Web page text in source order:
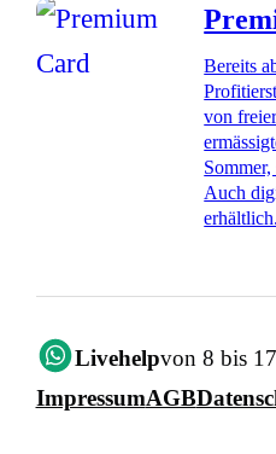
Bereits
von
Auch
erhältlich.
Livehelpvon 8 bis
ImpressumAGB